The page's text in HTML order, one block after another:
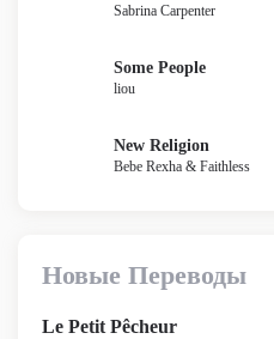
Sabrina Carpenter
Some People
liou
New Religion
Bebe Rexha & Faithless
Новые Переводы
Le Petit Pêcheur